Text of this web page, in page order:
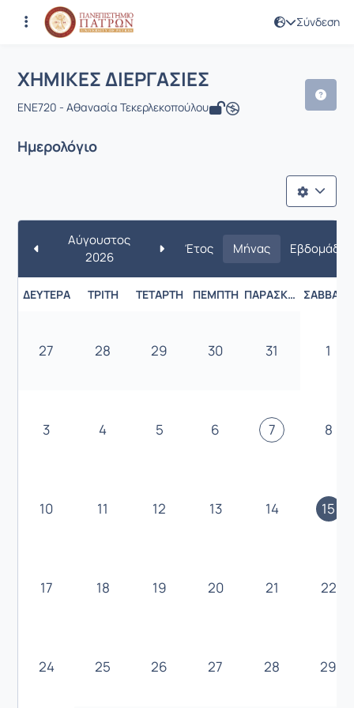
Σύνδεση
Μάθημα : ΧΗΜΙΚΕΣ ΔΙΕΡΓΑΣΙΕΣ
Κωδικός : ENV108
ΧΗΜΙΚΕΣ ΔΙΕΡΓΑΣΙΕΣ
ENE720 - Αθανασία Τεκερλεκοπούλου
Ημερολόγιο
Αύγουστος
2026
Έτος Μήνας Εβδομάδα
ΔΕΥΤΈΡΑ ΤΡΊΤΗ ΤΕΤΆΡΤΗ ΠΈΜΠΤΗ ΠΑΡΑΣΚΕΥΉ ΣΆΒΒΑΤΟ
27 28 29 30 31 1
3 4 5 6 7 8
10 11 12 13 14 15
17 18 19 20 21 22
24 25 26 27 28 29